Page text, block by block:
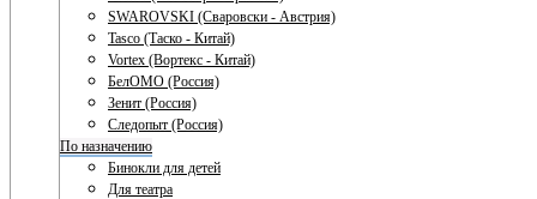
SWAROVSKI (Сваровски - Австрия)
Tasco (Таско - Китай)
Vortex (Вортекс - Китай)
БелОМО (Россия)
Зенит (Россия)
Следопыт (Россия)
По назначению
Бинокли для детей
Для театра